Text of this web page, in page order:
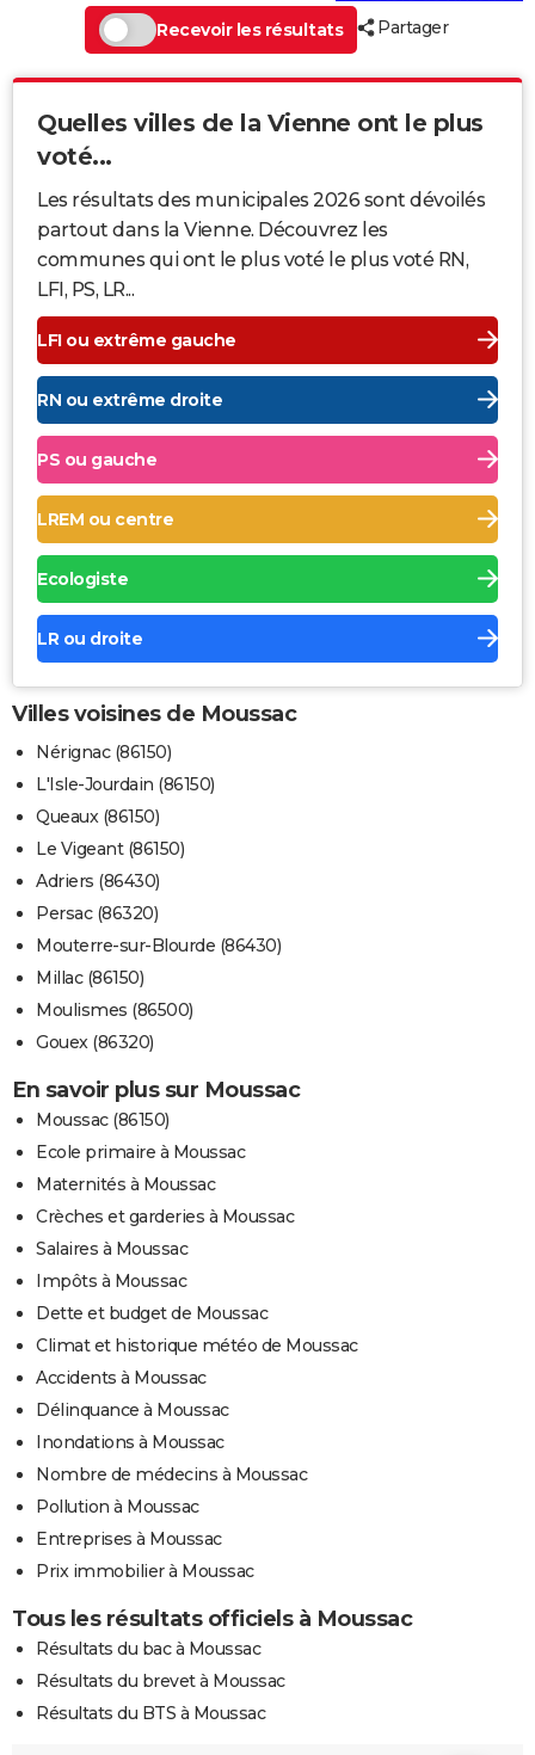
Recevoir les résultats
Partager
Quelles villes de la Vienne ont le plus
voté...
Les résultats des municipales 2026 sont dévoilés
partout dans la Vienne. Découvrez les
communes qui ont le plus voté le plus voté RN,
LFI, PS, LR...
LFI ou extrême gauche
RN ou extrême droite
PS ou gauche
LREM ou centre
Ecologiste
LR ou droite
Villes voisines de Moussac
Nérignac (86150)
L'Isle-Jourdain (86150)
Queaux (86150)
Le Vigeant (86150)
Adriers (86430)
Persac (86320)
Mouterre-sur-Blourde (86430)
Millac (86150)
Moulismes (86500)
Gouex (86320)
En savoir plus sur Moussac
Moussac (86150)
Ecole primaire à Moussac
Maternités à Moussac
Crèches et garderies à Moussac
Salaires à Moussac
Impôts à Moussac
Dette et budget de Moussac
Climat et historique météo de Moussac
Accidents à Moussac
Délinquance à Moussac
Inondations à Moussac
Nombre de médecins à Moussac
Pollution à Moussac
Entreprises à Moussac
Prix immobilier à Moussac
Tous les résultats officiels à Moussac
Résultats du bac à Moussac
Résultats du brevet à Moussac
Résultats du BTS à Moussac